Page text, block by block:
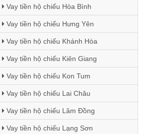
Vay tiền hộ chiếu Hòa Bình
Vay tiền hộ chiếu Hưng Yên
Vay tiền hộ chiếu Khánh Hòa
Vay tiền hộ chiếu Kiên Giang
Vay tiền hộ chiếu Kon Tum
Vay tiền hộ chiếu Lai Châu
Vay tiền hộ chiếu Lâm Đồng
Vay tiền hộ chiếu Lạng Sơn